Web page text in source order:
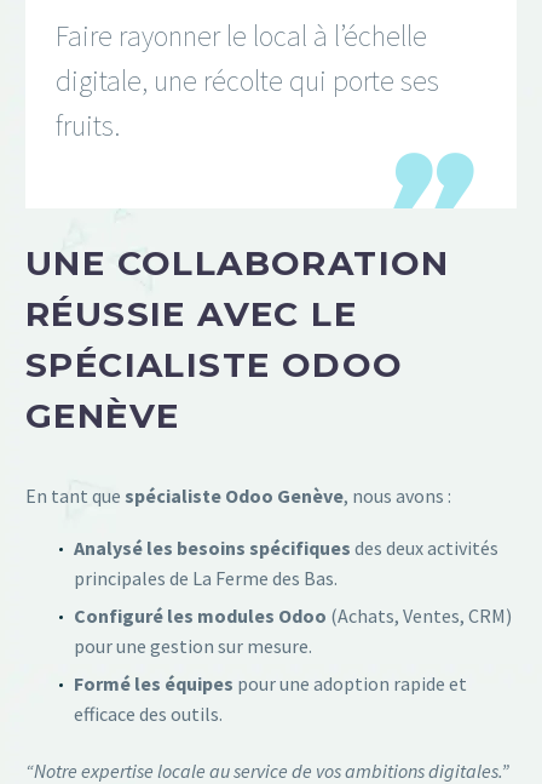
Faire rayonner le local à l’échelle
digitale, une récolte qui porte ses
fruits.
UNE COLLABORATION
RÉUSSIE AVEC LE
SPÉCIALISTE ODOO
GENÈVE
En tant que spécialiste Odoo Genève, nous avons :
Analysé les besoins spécifiques des deux activités
principales de La Ferme des Bas.
Configuré les modules Odoo (Achats, Ventes, CRM)
pour une gestion sur mesure.
Formé les équipes pour une adoption rapide et
efficace des outils.
“Notre expertise locale au service de vos ambitions digitales.”